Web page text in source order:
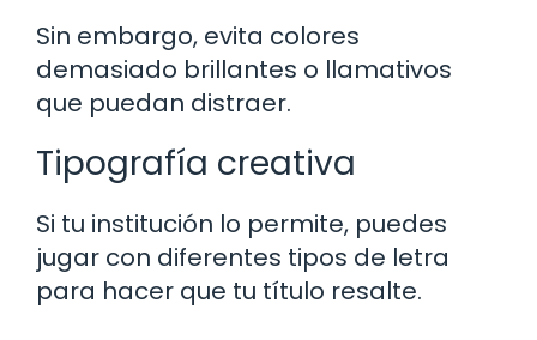
Sin embargo, evita colores
demasiado brillantes o llamativos
que puedan distraer.
Tipografía creativa
Si tu institución lo permite, puedes
jugar con diferentes tipos de letra
para hacer que tu título resalte.